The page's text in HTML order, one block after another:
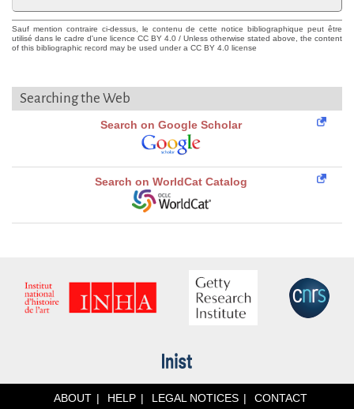
Sauf mention contraire ci-dessus, le contenu de cette notice bibliographique peut être
utilisé dans le cadre d'une licence CC BY 4.0 / Unless otherwise stated above, the content
of this bibliographic record may be used under a CC BY 4.0 license
Searching the Web
Search on Google Scholar
Search on WorldCat Catalog
ABOUT HELP LEGAL NOTICES CONTACT